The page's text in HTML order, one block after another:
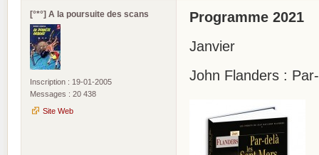
[°*°] A la poursuite des scans
Inscription : 19-01-2005
Messages : 20 438
Site Web
Programme 2021
Janvier
John Flanders :